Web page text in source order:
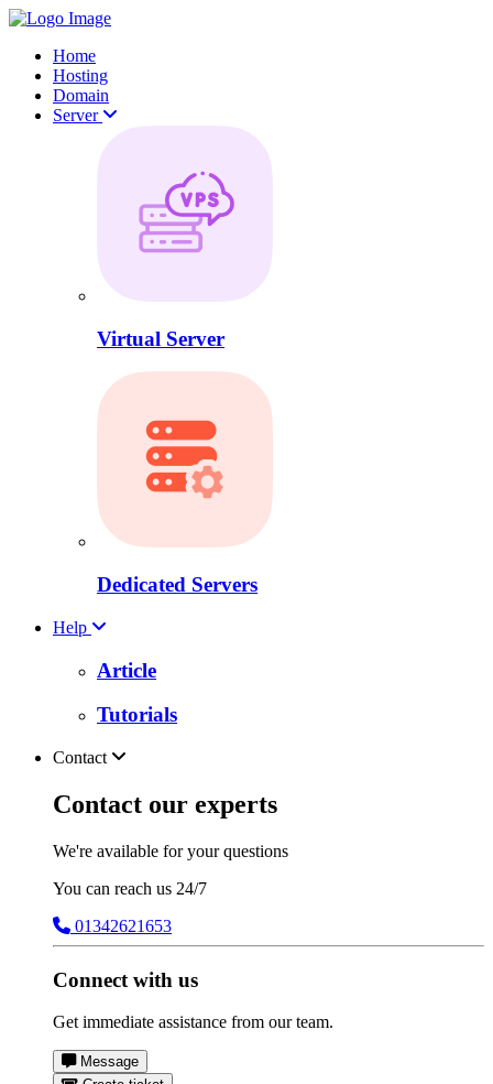
Home
Hosting
Domain
Server
Virtual Server
Dedicated Servers
Help
Article
Tutorials
Contact
Contact our experts
We're available for your questions
You can reach us 24/7
01342621653
Connect with us
Get immediate assistance from our team.
Message